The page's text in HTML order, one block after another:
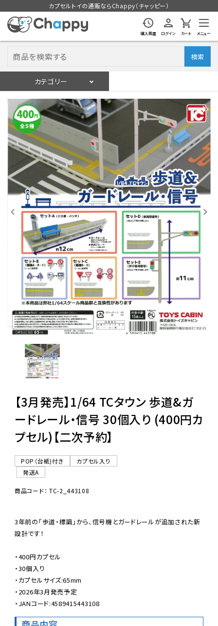
カプセルトイの通販ならChappy（チャッピー）
購入履歴 ログイン カート メニュー
検索
カテゴリー
ログイン 会員登録
入荷スケジュールをチェック
カプセルトイマシン本体
カプセルトイ
販促用空カプセル
レンタル
景品・玩具・文具
販促用カプセルトイ
よくあるご質問
06-6282-7659
【3月発売】1/64 TCタウン 歩道&ガ
ードレール・信号 30個入り (400円カ
プセル)【二次予約】
POP（台紙)付き
カプセル入り
発送A
商品コード： TC-2_443108
3年前の「歩道・標識」から、信号機とガードレールが追加された新
設計です！
・400円カプセル
・30個入り
・カプセルサイズ:65mm
・2026年3月発売予定
・JANコード:4589415443108